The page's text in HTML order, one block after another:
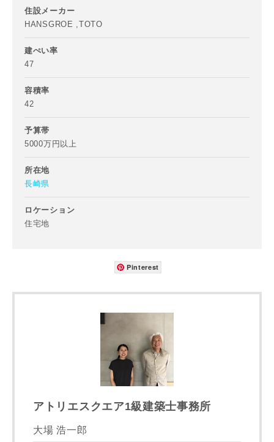
住設メーカー
HANSGROE ,TOTO
建ぺい率
47
容積率
42
予算帯
5000万円以上
所在地
長崎県
ロケーション
住宅地
Pinterest
アトリエスクエア1級建築士事務所
大場 浩一郎
番地、建物名
建築予定地
万円〜
専門家の都合により、資料の送付が遅くなったり、送付でき